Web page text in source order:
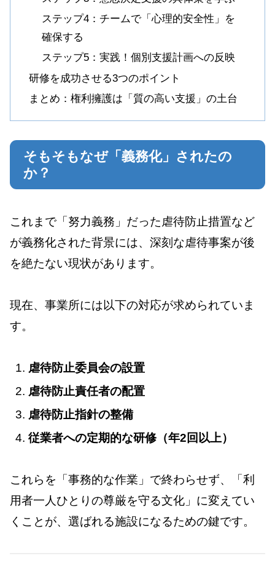
ステップ4：チームで「心理的安全性」を
確保する
ステップ5：実践！個別支援計画への反映
研修を成功させる3つのポイント
まとめ：権利擁護は「質の高い支援」の土台
そもそもなぜ「義務化」されたの
か？
これまで「努力義務」だった虐待防止措置など
が義務化された背景には、深刻な虐待事案が後
を絶たない現状があります。
現在、事業所には以下の対応が求められていま
す。
虐待防止委員会の設置
虐待防止責任者の配置
虐待防止指針の整備
従業者への定期的な研修（年2回以上）
これらを「事務的な作業」で終わらせず、「利
用者一人ひとりの尊厳を守る文化」に変えてい
くことが、選ばれる施設になるための鍵です。